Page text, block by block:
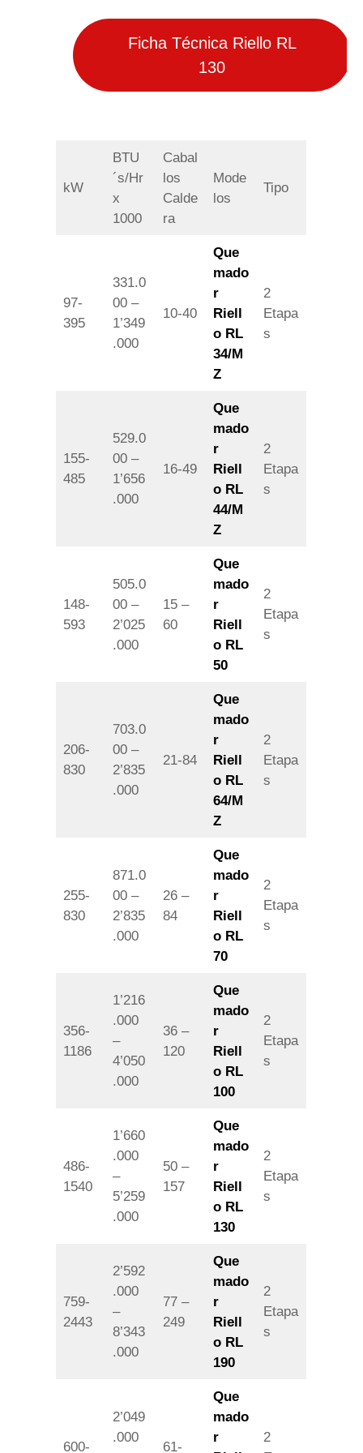
Ficha Técnica Riello RL
130
kW
BTU
´s/Hr
x
1000
Cabal
los
Calde
ra
Mode
los
Tipo
97-
395
331.0
00 –
1’349
.000
10-40
Que
mado
r
Riell
o RL
34/M
Z
2
Etapa
s
155-
485
529.0
00 –
1’656
.000
16-49
Que
mado
r
Riell
o RL
44/M
Z
2
Etapa
s
148-
593
505.0
00 –
2’025
.000
15 –
60
Que
mado
r
Riell
o RL
50
2
Etapa
s
206-
830
703.0
00 –
2’835
.000
21-84
Que
mado
r
Riell
o RL
64/M
Z
2
Etapa
s
255-
830
871.0
00 –
2’835
.000
26 –
84
Que
mado
r
Riell
o RL
70
2
Etapa
s
356-
1186
1’216
.000
–
4’050
.000
36 –
120
Que
mado
r
Riell
o RL
100
2
Etapa
s
486-
1540
1’660
.000
–
5’259
.000
50 –
157
Que
mado
r
Riell
o RL
130
2
Etapa
s
759-
2443
2’592
.000
–
8’343
.000
77 –
249
Que
mado
r
Riell
o RL
190
2
Etapa
s
600-
2’049
.000
61-
Que
mado
r
2